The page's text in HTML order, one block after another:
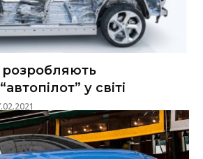
розробляють
у світі